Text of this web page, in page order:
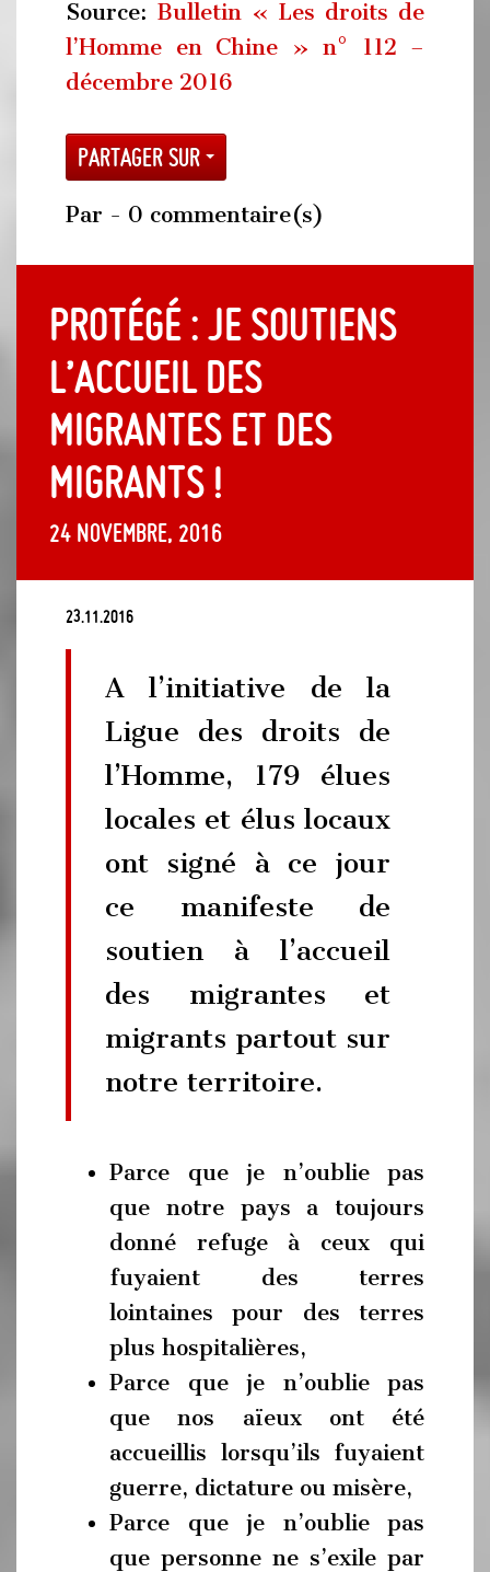
Source: Bulletin « Les droits de
l’Homme en Chine » n° 112 –
décembre 2016
Partager sur
Par - 0 commentaire(s)
Protégé : Je soutiens
l’accueil des
migrantes et des
migrants !
24 novembre, 2016
23.11.2016
A l’initiative de la
Ligue des droits de
l’Homme, 179 élues
locales et élus locaux
ont signé à ce jour
ce manifeste de
soutien à l’accueil
des migrantes et
migrants partout sur
notre territoire.
Parce que je n’oublie pas
que notre pays a toujours
donné refuge à ceux qui
fuyaient des terres
lointaines pour des terres
plus hospitalières,
Parce que je n’oublie pas
que nos aïeux ont été
accueillis lorsqu’ils fuyaient
guerre, dictature ou misère,
Parce que je n’oublie pas
que personne ne s’exile par